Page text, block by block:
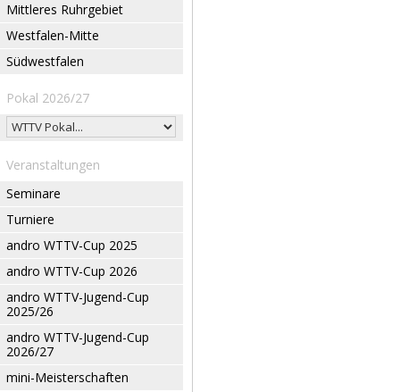
Mittleres Ruhrgebiet
Westfalen-Mitte
Südwestfalen
Pokal 2026/27
Veranstaltungen
Seminare
Turniere
andro WTTV-Cup 2025
andro WTTV-Cup 2026
andro WTTV-Jugend-Cup
2025/26
andro WTTV-Jugend-Cup
2026/27
mini-Meisterschaften